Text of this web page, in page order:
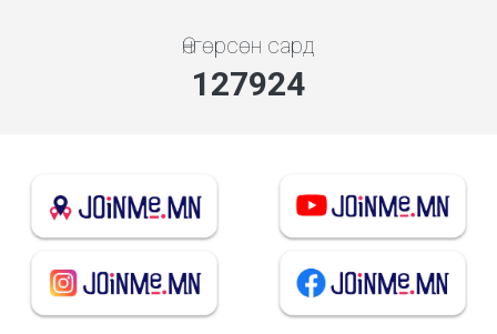
Өнгөрсөн сард
137061